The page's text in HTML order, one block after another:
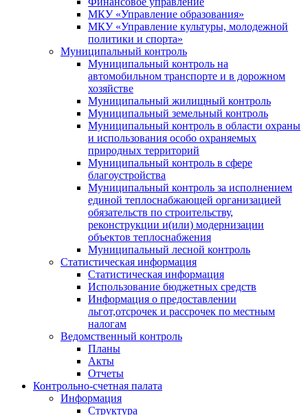
МКУ «Управление образования»
МКУ «Управление культуры, молодежной
политики и спорта»
Муниципальный контроль
Муниципальный контроль на
автомобильном транспорте и в дорожном
хозяйстве
Муниципальный жилищный контроль
Муниципальный земельный контроль
Муниципальный контроль в области охраны
и использования особо охраняемых
природных территорий
Муниципальный контроль в сфере
благоустройства
Муниципальный контроль за исполнением
единой теплоснабжающей организацией
обязательств по строительству,
реконструкции и(или) модернизации
объектов теплоснабжения
Муниципальный лесной контроль
Статистическая информация
Статистическая информация
Использование бюджетных средств
Информация о предоставлении
льгот,отсрочек и рассрочек по местным
налогам
Ведомственный контроль
Планы
Акты
Отчеты
Контрольно-счетная палата
Информация
Структура